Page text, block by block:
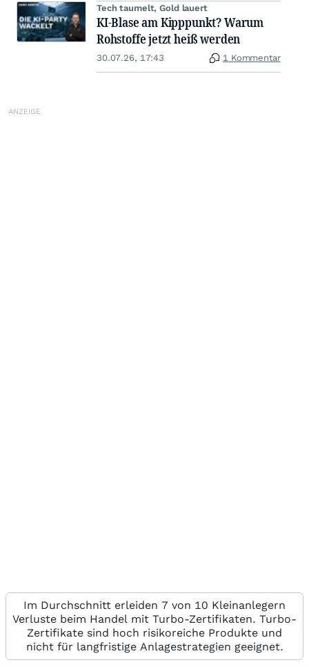
Tech taumelt, Gold lauert
KI-Blase am Kipppunkt? Warum
Rohstoffe jetzt heiß werden
30.07.26, 17:43 1 Kommentar
Im Durchschnitt erleiden 7 von 10 Kleinanlegern
Verluste beim Handel mit Turbo-Zertifikaten. Turbo-
Zertifikate sind hoch risikoreiche Produkte und
nicht für langfristige Anlagestrategien geeignet.